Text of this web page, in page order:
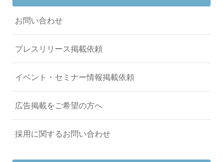
お問い合わせ
プレスリリース掲載依頼
イベント・セミナー情報掲載依頼
広告掲載をご希望の方へ
採用に関するお問い合わせ